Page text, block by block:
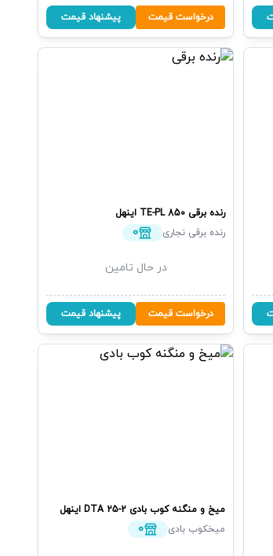
درخواست قیمت پیشنهاد قیمت
رنده برقی TE-PL 850 اینهل
رنده برقی نجاری
0
در حال تامین
درخواست قیمت پیشنهاد قیمت
میخ و منگنه کوب بادی DTA 25-2 اینهل
میخکوب بادی
0